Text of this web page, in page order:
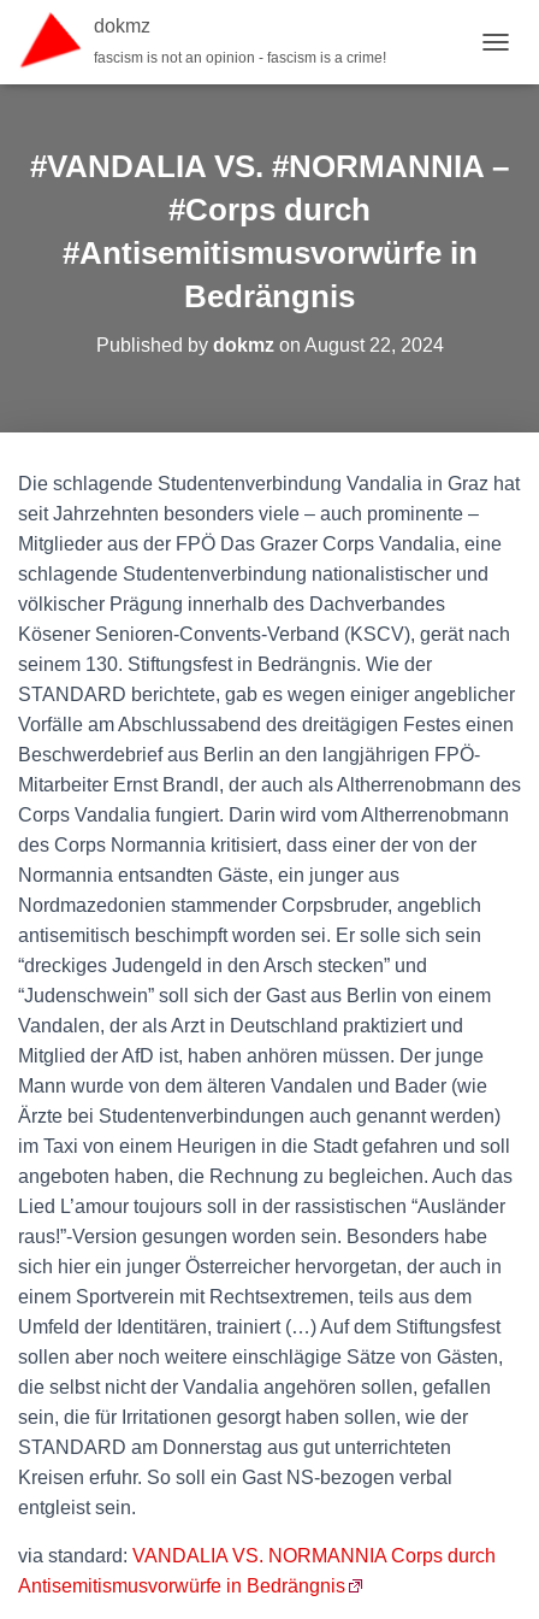
dokmz
fascism is not an opinion - fascism is a crime!
#VANDALIA VS. #NORMANNIA –
#Corps durch
#Antisemitismusvorwürfe in
Bedrängnis
Published by dokmzon August 22, 2024
Die schlagende Studentenverbindung Vandalia in Graz hat
seit Jahrzehnten besonders viele – auch prominente –
Mitglieder aus der FPÖ Das Grazer Corps Vandalia, eine
schlagende Studentenverbindung nationalistischer und
völkischer Prägung innerhalb des Dachverbandes
Kösener Senioren-Convents-Verband (KSCV), gerät nach
seinem 130. Stiftungsfest in Bedrängnis. Wie der
STANDARD berichtete, gab es wegen einiger angeblicher
Vorfälle am Abschlussabend des dreitägigen Festes einen
Beschwerdebrief aus Berlin an den langjährigen FPÖ-
Mitarbeiter Ernst Brandl, der auch als Altherrenobmann des
Corps Vandalia fungiert. Darin wird vom Altherrenobmann
des Corps Normannia kritisiert, dass einer der von der
Normannia entsandten Gäste, ein junger aus
Nordmazedonien stammender Corpsbruder, angeblich
antisemitisch beschimpft worden sei. Er solle sich sein
“dreckiges Judengeld in den Arsch stecken” und
“Judenschwein” soll sich der Gast aus Berlin von einem
Vandalen, der als Arzt in Deutschland praktiziert und
Mitglied der AfD ist, haben anhören müssen. Der junge
Mann wurde von dem älteren Vandalen und Bader (wie
Ärzte bei Studentenverbindungen auch genannt werden)
im Taxi von einem Heurigen in die Stadt gefahren und soll
angeboten haben, die Rechnung zu begleichen. Auch das
Lied L’amour toujours soll in der rassistischen “Ausländer
raus!”-Version gesungen worden sein. Besonders habe
sich hier ein junger Österreicher hervorgetan, der auch in
einem Sportverein mit Rechtsextremen, teils aus dem
Umfeld der Identitären, trainiert (…) Auf dem Stiftungsfest
sollen aber noch weitere einschlägige Sätze von Gästen,
die selbst nicht der Vandalia angehören sollen, gefallen
sein, die für Irritationen gesorgt haben sollen, wie der
STANDARD am Donnerstag aus gut unterrichteten
Kreisen erfuhr. So soll ein Gast NS-bezogen verbal
entgleist sein.
via standard: VANDALIA VS. NORMANNIA Corps durch
Antisemitismusvorwürfe in Bedrängnis